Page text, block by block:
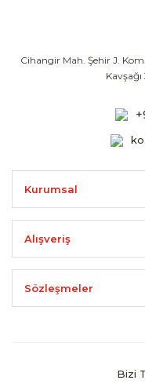
Cihangir Mah. Şehir J.
Kavşağı
Kurumsal
Alışveriş
Sözleşmeler
Bizi